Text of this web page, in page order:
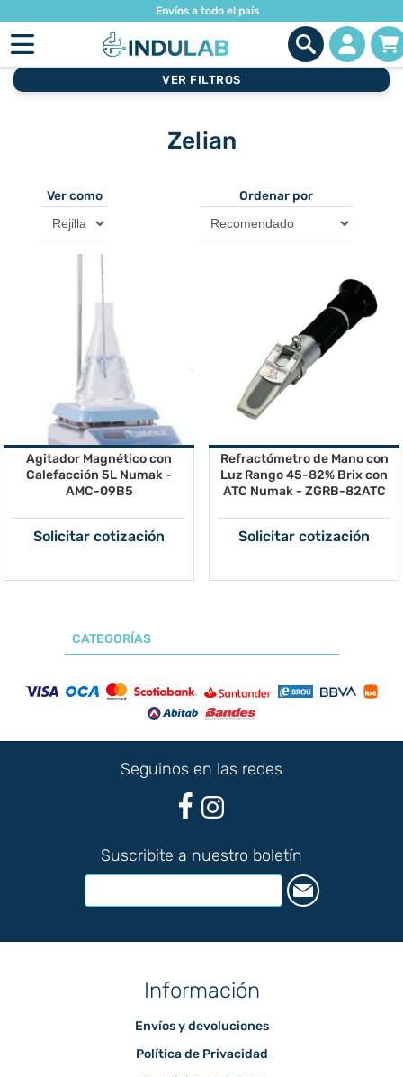
Envíos a todo el país
VER FILTROS
Zelian
Ver como Ordenar por
Agitador Magnético con
Calefacción 5L Numak -
AMC-09B5
Solicitar cotización
Refractómetro de Mano con
Luz Rango 45-82% Brix con
ATC Numak - ZGRB-82ATC
Solicitar cotización
CATEGORÍAS
Seguinos en las redes
Suscribite a nuestro boletín
Información
Envíos y devoluciones
Política de Privacidad